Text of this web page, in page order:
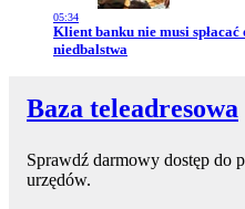
05:34
Przejdź do artykułu:
Klient banku nie musi
niedbalstwa
Baza teleadresowa
Sprawdź darmowy dostęp do
urzędów.